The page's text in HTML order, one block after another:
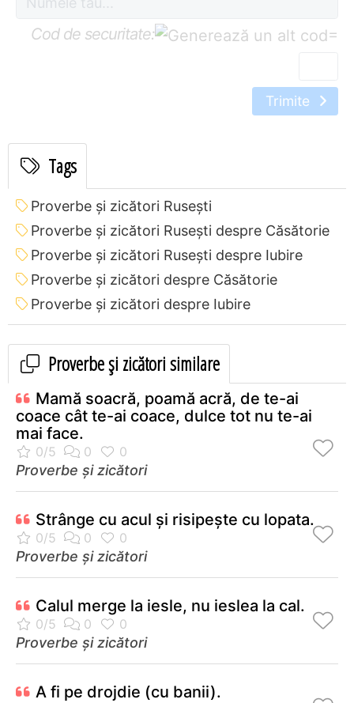
Cod de securitate: =
Trimite
Tags
Proverbe și zicători Ruseşti
Proverbe și zicători Ruseşti despre Căsătorie
Proverbe și zicători Ruseşti despre Iubire
Proverbe și zicători despre Căsătorie
Proverbe și zicători despre Iubire
Proverbe și zicători similare
Mamă soacră, poamă acră, de te-ai
coace cât te-ai coace, dulce tot nu te-ai
mai face.
Proverbe și zicători
Strânge cu acul şi risipeşte cu lopata.
Proverbe și zicători
Calul merge la iesle, nu ieslea la cal.
Proverbe și zicători
A fi pe drojdie (cu banii).